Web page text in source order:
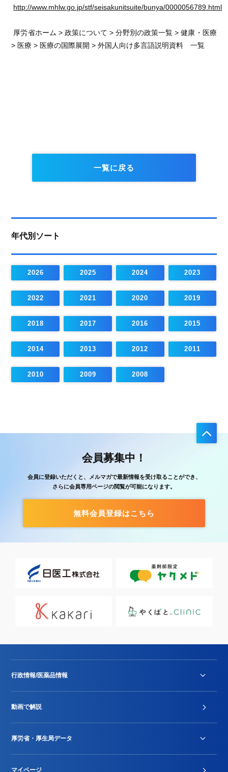
http://www.mhlw.go.jp/stf/seisakunitsuite/bunya/0000056789.html
厚労省ホーム > 政策について > 分野別の政策一覧 > 健康・医療
> 医療 > 医療の国際展開 > 外国人向け多言語説明資料 一覧
一覧に戻る
年代別ソート
2026 2025 2024 2023
2022 2021 2020 2019
2018 2017 2016 2015
2014 2013 2012 2011
2010 2009 2008
会員募集中！
会員に登録いただくと、メルマガで最新情報を受け取ることができ、
さらに会員専用ページの閲覧が可能になります。
無料会員登録はこちら
行政情報/医薬品情報
Stu-GEレポート
動画で解説
厚労省・厚生局データ
マイページ